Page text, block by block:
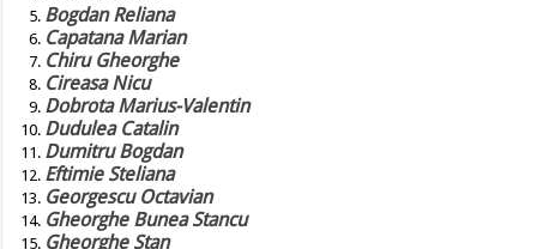
Bogdan Reliana
Capatana Marian
Chiru Gheorghe
Cireasa Nicu
Dobrota Marius-Valentin
Dudulea Catalin
Dumitru Bogdan
Eftimie Steliana
Georgescu Octavian
Gheorghe Bunea Stancu
Gheorghe Stan